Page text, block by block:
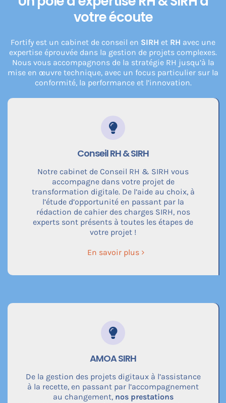
votre écoute
Fortify est un cabinet de conseil en SIRH et RH avec une
expertise éprouvée dans la gestion de projets complexes.
Nous vous accompagnons de la stratégie RH jusqu’à la
mise en œuvre technique, avec un focus particulier sur la
conformité, la performance et l’innovation.
Conseil RH & SIRH
Notre cabinet de Conseil RH & SIRH vous
accompagne dans votre projet de
transformation digitale. De l’aide au choix, à
l’étude d’opportunité en passant par la
rédaction de cahier des charges SIRH, nos
experts sont présents à toutes les étapes de
votre projet !
En savoir plus
AMOA SIRH
De la gestion des projets digitaux à l’assistance
à la recette, en passant par l’accompagnement
au changement,nos prestations